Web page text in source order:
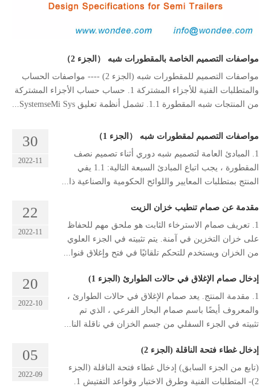
مواصفات التصميم الخاصة بالمقطورات شبه （الجزء 2）
مواصفات التصميم للمقطورات شبه (الجزء 2) ---- مواصفات الحساب
والمتطلبات الفنية للأجزاء المشتركة 1. حساب حساب الأجزاء المشتركة
من المنتجات شبه المقطورة 1.1. تشمل أنظمة تعليق SystemseMi Sys...
30
2022-11
مواصفات التصميم لمقطورات شبه （الجزء 1）
1. المبادئ العامة لتصميم شبه دوري أثناء تصميم نصف
المقطورة ، يجب اتباع المبادئ السبعة التالية: 1.1 يفي
المنتج بمتطلبات المعايير واللوائح الحكومية والصناعية ذا...
22
2022-11
مقدمة عن صمام تنطيب خزان الزيت
1. تعريف صمام الاسترخاء الثابت هو ملحق مهم للحفاظ
على خزان التخزين في آمنة. يتم تثبيته في الجزء العلوي
من الخزان ويستخدم للتحكم تلقائيًا في فتح وإغلاق قنوا...
20
2022-10
إدخال صمام الإغلاق في حالات الطوارئ (الجزء 1)
1. مقدمة المنتج. يعد صمام الإغلاق في حالات الطوارئ ،
والمعروف أيضًا باسم صمام البحار الفرعي ، الذي تم
تثبيته في الجزء السفلي من جسم الخزان في ناقلة النا...
05
2022-09
إدخال غطاء فتحة الناقلة (الجزء 2)
(تابع من الجزء السابق) إدخال غطاء فتحة الناقلة (الجزء
2)- المتطلبات الفنية وطرق الاختبار وقواعد التفتيش 1.